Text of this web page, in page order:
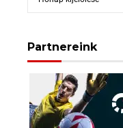
Partnereink